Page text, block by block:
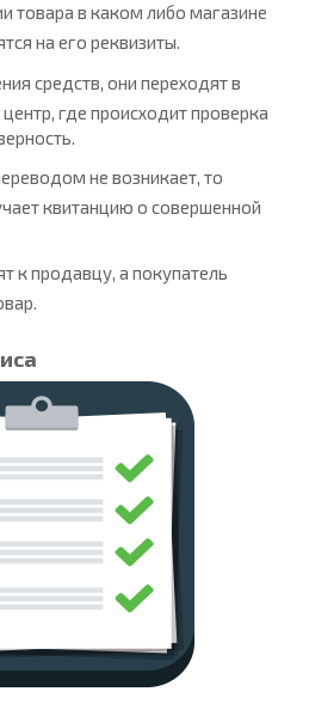
товара в каком либо магазине
на его реквизиты.
средств, они переходят в
где происходит проверка
не возникает, то
квитанцию о совершенной
к продавцу, а покупатель